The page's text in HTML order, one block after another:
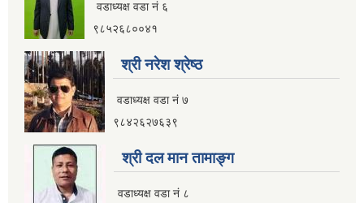
वडाध्यक्ष वडा नं ६
९८५२६८००४१
श्री नरेश श्रेष्ठ
वडाध्यक्ष वडा नं ७
९८४२६२७६३९
श्री दल मान तामाङ्ग
वडाध्यक्ष वडा नं ८